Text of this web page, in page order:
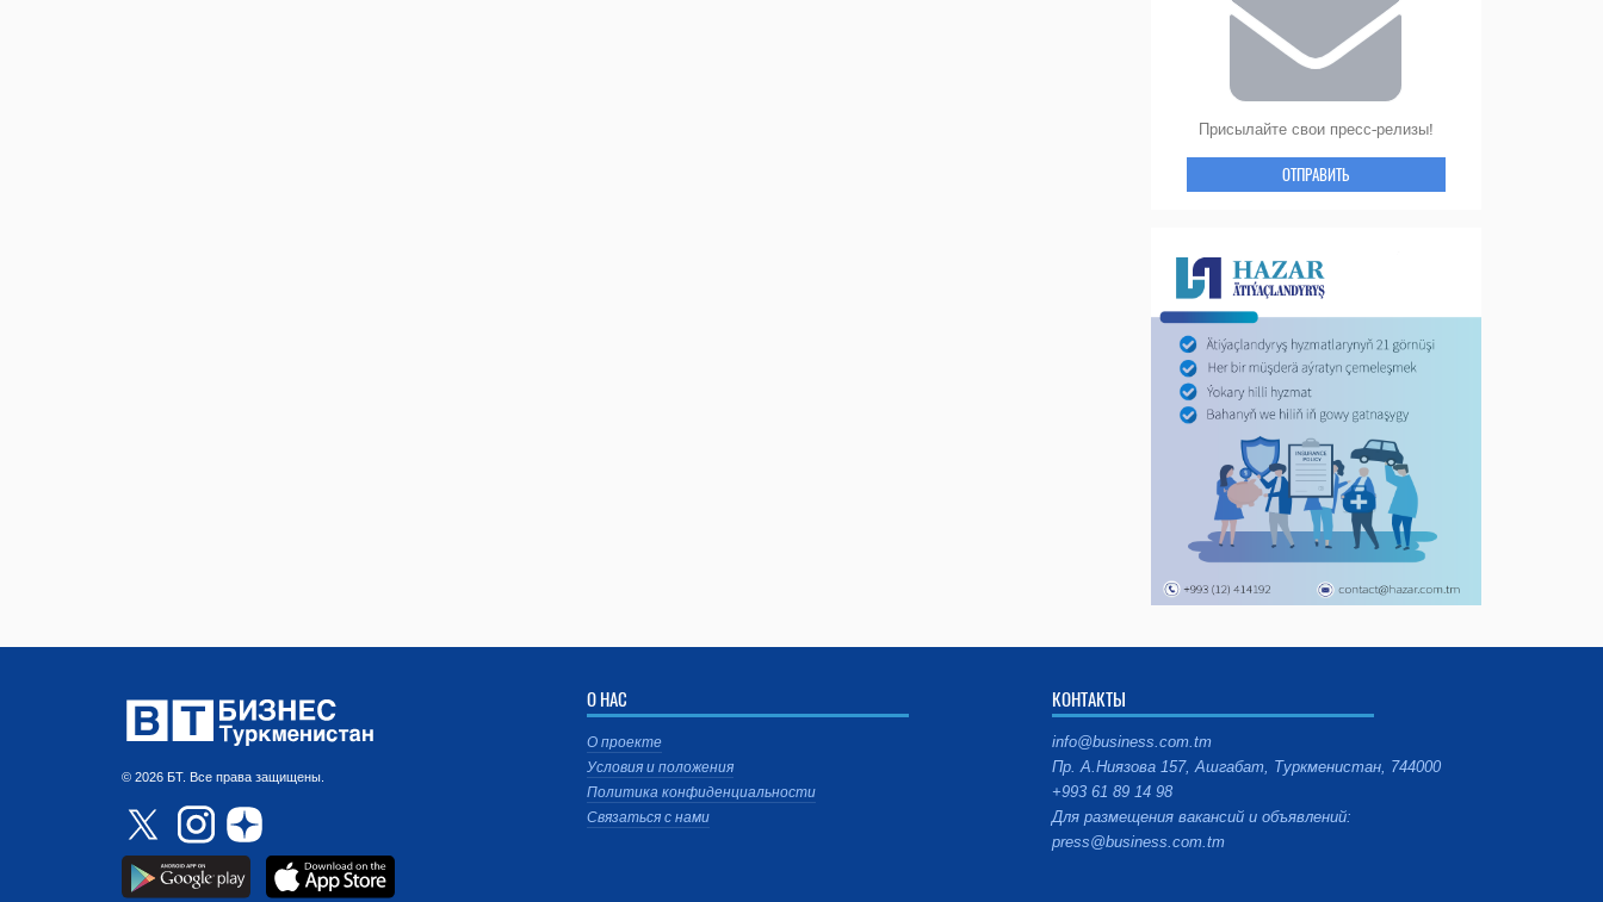
Присылайте свои пресс-релизы!
ОТПРАВИТЬ
© 2026 БТ. Все права защищены.
О НАС
О проекте
Условия и положения
Политика конфиденциальности
Связаться с нами
КОНТАКТЫ
info@business.com.tm
Пр. А.Ниязова 157, Ашгабат, Туркменистан, 744000
+993 61 89 14 98
Для размещения вакансий и объявлений:
press@business.com.tm